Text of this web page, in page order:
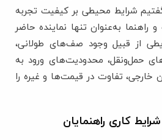
شرایط محیطی بر کیفیت تجربه
راهنما به‌عنوان تنها نماینده حاضر
از قبیل وجود صف‌های طولانی،
حمل‌و‌نقل، محدودیت‌های ورود به
خارجی، تفاوت در قیمت‌ها و غیره را
کاری راهنمایان